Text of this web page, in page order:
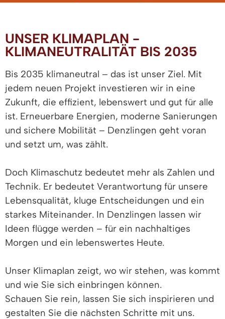
UNSER KLIMAPLAN -
KLIMANEUTRALITÄT BIS 2035
Bis 2035 klimaneutral – das ist unser Ziel. Mit
jedem neuen Projekt investieren wir in eine
Zukunft, die effizient, lebenswert und gut für alle
ist. Erneuerbare Energien, moderne Sanierungen
und sichere Mobilität – Denzlingen geht voran
und setzt um, was zählt.
Doch Klimaschutz bedeutet mehr als Zahlen und
Technik. Er bedeutet Verantwortung für unsere
Lebensqualität, kluge Entscheidungen und ein
starkes Miteinander. In Denzlingen lassen wir
Ideen flügge werden – für ein nachhaltiges
Morgen und ein lebenswertes Heute.
Unser Klimaplan zeigt, wo wir stehen, was kommt
und wie Sie sich einbringen können.
Schauen Sie rein, lassen Sie sich inspirieren und
gestalten Sie die nächsten Schritte mit uns.